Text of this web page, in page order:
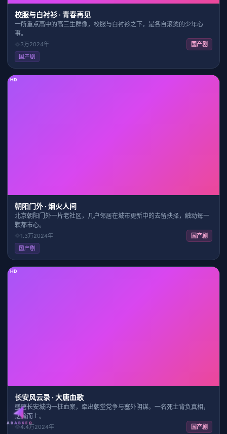
校服与白衬衫 · 青春再见
一所重点高中的高三生群像，校服与白衬衫之下，是各自滚烫的少年心
事。
3万2024年 国产剧
国产剧
HD
朝阳门外 · 烟火人间
北京朝阳门外一片老社区，几户邻居在城市更新中的去留抉择，触动每一
颗都市心。
1.3万2024年 国产剧
国产剧
HD
长安风云录 · 大唐血歌
盛唐长安城内一桩血案，牵出朝堂党争与塞外阴谋。一名死士背负真相，
逆流而上。
4.4万2024年 国产剧
ABABSEO